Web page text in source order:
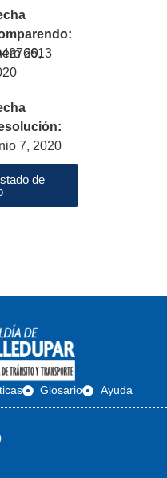
29,
7, 2020
de
Glosario Ayuda